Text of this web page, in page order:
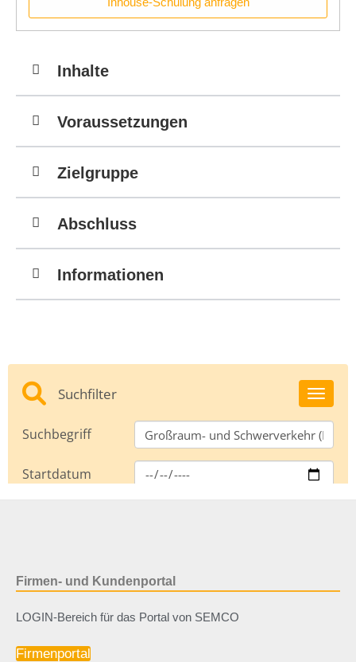
Inhalte
Voraussetzungen
Zielgruppe
Abschluss
Informationen
Firmen- und Kundenportal
LOGIN-Bereich für das Portal von SEMCO
Firmenportal